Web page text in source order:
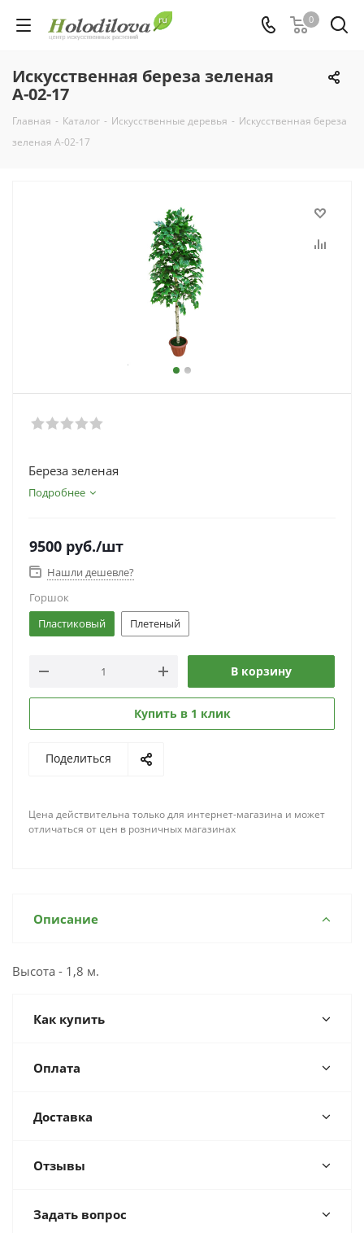
0
Искусственная береза зеленая
А-02-17
Главная - Каталог - Искусственные деревья - Искусственная береза
зеленая А-02-17
Береза зеленая
Подробнее
9500 руб./шт
Нашли дешевле?
Горшок
Пластиковый
Плетеный
В корзину
Купить в 1 клик
Поделиться
Цена действительна только для интернет-магазина и может
отличаться от цен в розничных магазинах
Описание
Высота - 1,8 м.
Как купить
Оплата
Доставка
Отзывы
Задать вопрос